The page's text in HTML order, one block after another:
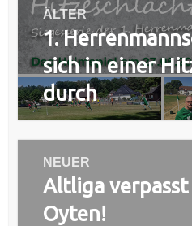
ÄLTER
Vorheriger
Beitrag:
1.
sich in einer
durch
NEUER
Nächster
Altliga verpasst
Oyten!